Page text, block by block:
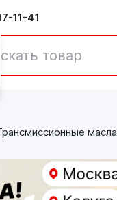
11-41
масла